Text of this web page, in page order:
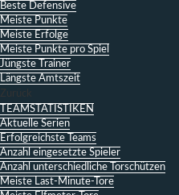
Beste Defensive
Meiste Punkte
Meiste Erfolge
Meiste Punkte pro Spiel
Jüngste Trainer
Längste Amtszeit
Zurück
TEAMSTATISTIKEN
Aktuelle Serien
Erfolgreichste Teams
Anzahl eingesetzte Spieler
Anzahl unterschiedliche Torschützen
Meiste Last-Minute-Tore